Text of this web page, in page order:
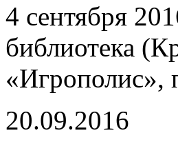
4 сентября
библиотека
20.09.2016